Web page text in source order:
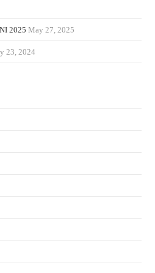
2025 May 27, 2025
23, 2024